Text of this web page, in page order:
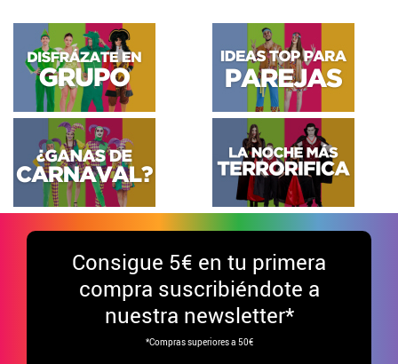
Consigue 5€ en tu primera
compra suscribiéndote a
nuestra newsletter*
*Compras superiores a 50€